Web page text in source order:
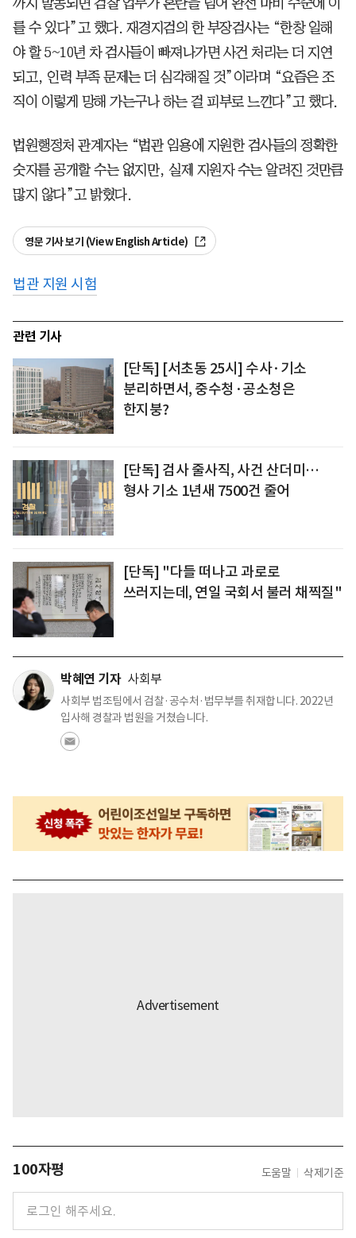
까지 발동되면 검찰 업무가 혼란을 넘어 완전 마비 수준에 이
를 수 있다”고 했다. 재경지검의 한 부장검사는 “한창 일해
야 할 5~10년 차 검사들이 빠져나가면 사건 처리는 더 지연
되고, 인력 부족 문제는 더 심각해질 것”이라며 “요즘은 조
직이 이렇게 망해 가는구나 하는 걸 피부로 느낀다”고 했다.
법원행정처 관계자는 “법관 임용에 지원한 검사들의 정확한
숫자를 공개할 수는 없지만, 실제 지원자 수는 알려진 것만큼
많지 않다”고 밝혔다.
영문 기사 보기 (View English Article)
법관 지원 시험
관련 기사
[단독] [서초동 25시] 수사·기소
분리하면서, 중수청·공소청은
한지붕?
[단독] 검사 줄사직, 사건 산더미…
형사 기소 1년새 7500건 줄어
[단독] "다들 떠나고 과로로
쓰러지는데, 연일 국회서 불러 채찍질"
박혜연 기자 사회부
사회부 법조팀에서 검찰·공수처·법무부를 취재합니다. 2022년
입사해 경찰과 법원을 거쳤습니다.
100자평 도움말 삭제기준